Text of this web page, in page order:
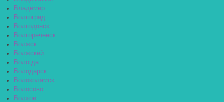
Владимир
Волгоград
Волгодонск
Волгореченск
Волжск
Волжский
Вологда
Володарск
Волоколамск
Волосово
Волхов